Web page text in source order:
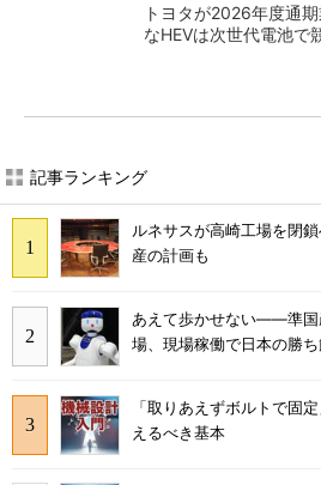
トヨタが2026年度通
なHEVは次世代電池で
記事ランキング
ルネサスが高崎工場を閉
産の計画も
あえて歩かせない――準国
場、現場稼働で日本の勝
「取りあえずボルトで固
えるべき基本